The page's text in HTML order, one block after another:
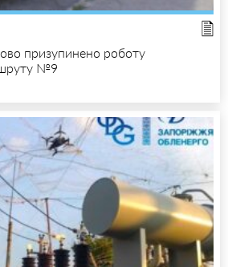
призупинено роботу
№9